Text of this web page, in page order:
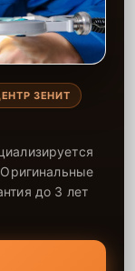
ЗЕНИТ
до 3 лет